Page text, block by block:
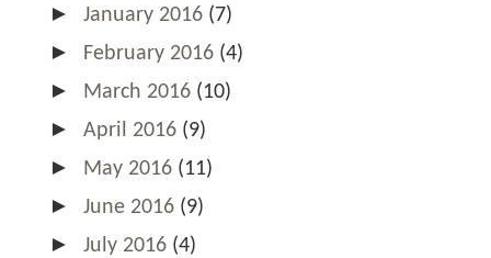
► January 2016 (7)
► February 2016 (4)
► March 2016 (10)
► April 2016 (9)
► May 2016 (11)
► June 2016 (9)
► July 2016 (4)